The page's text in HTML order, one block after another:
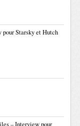
Starsky et Hutch